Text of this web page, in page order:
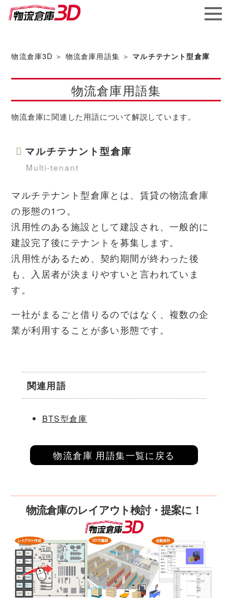
ソフ
ト株
式会社
物流倉庫3D ＞ 物流倉庫用語集 ＞ マルチテナント型倉庫
物流倉庫用語集
物流倉庫に関連した用語について解説しています。
マルチテナント型倉庫
Multi-tenant
マルチテナント型倉庫とは、賃貸の物流倉庫
の形態の1つ。
汎用性のある施設として建設され、一般的に
建設完了後にテナントを募集します。
汎用性があるため、契約期間が終わった後
も、入居者が決まりやすいと言われていま
す。
一社がまるごと借りるのではなく、複数の企
業が利用することが多い形態です。
関連用語
BTS型倉庫
物流倉庫 用語集一覧に戻る
物流倉庫のレイアウト検討・提案に！